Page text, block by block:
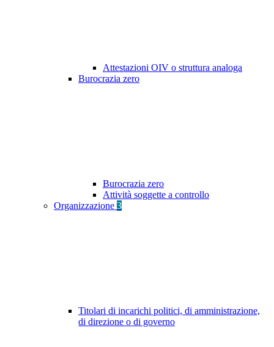
Attestazioni OIV o struttura analoga
Burocrazia zero
Burocrazia zero
Attività soggette a controllo
Organizzazione 3
Titolari di incarichi politici, di amministrazione,
di direzione o di governo